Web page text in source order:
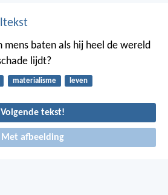
mens baten als hij heel de wereld
lijdt?
materialisme leven
Volgende tekst!
Met afbeelding